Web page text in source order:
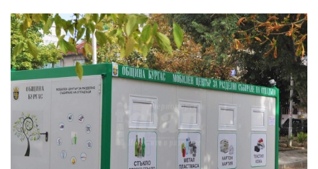
БИЗНЕС
ЮГ
Управители:
Веселин
Василев,
email:
v.vasilev@flagman.bg
Катя
Касабова,
k.kassabova@flagman.bg